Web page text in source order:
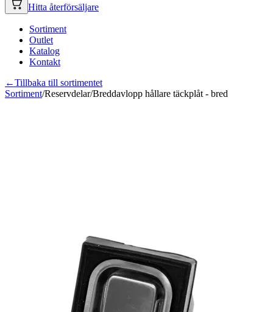
Hitta återförsäljare
Sortiment
Outlet
Katalog
Kontakt
←Tillbaka till sortimentet
Sortiment/Reservdelar/Breddavlopp hållare täckplåt - bred